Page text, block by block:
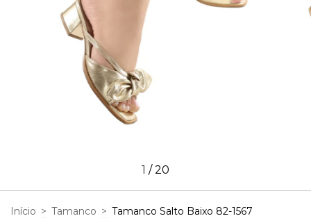
1 /20
Início > Tamanco > Tamanco Salto Baixo 82-1567